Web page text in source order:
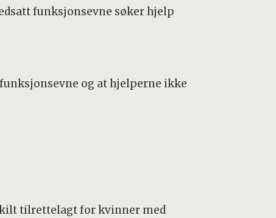
funksjonsevne søker hjelp
og at hjelperne ikke
tilrettelagt for kvinner med